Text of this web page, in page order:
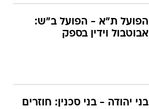
הפועל ת"א - הפועל ב"ש:
אבוטבול וידין בספק
בני יהודה - בני סכנין: חוזרים